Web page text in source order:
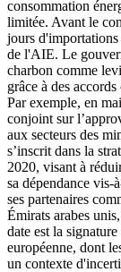
consommation
limitée. Avant le
jours d'importations
de l'AIE. Le
charbon comme
grâce à des
Par exemple, en
conjoint sur
aux secteurs des
s’inscrit dans la
2020, visant à
sa dépendance
ses partenaires
Émirats arabes
date est la
européenne, dont
un contexte